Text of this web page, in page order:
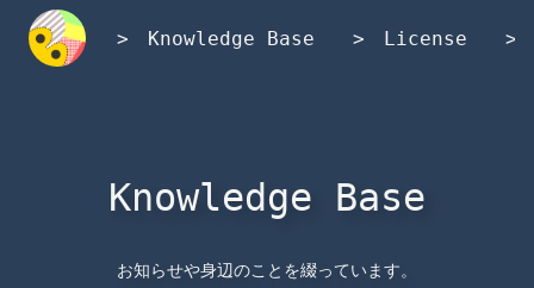
Knowledge Base License
Knowledge Base
お知らせや身辺のことを綴っています。